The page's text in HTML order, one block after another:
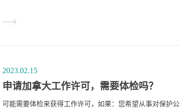
2023.02.15
申请加拿大工作许可，需要体检吗？
可能需要体检来获得工作许可，如果：您希望从事对保护公